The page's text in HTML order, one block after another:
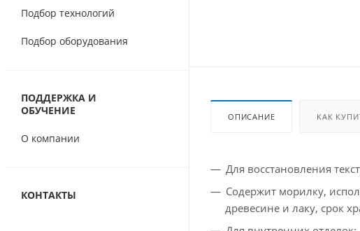
Подбор технологий
Подбор оборудования
ПОДДЕРЖКА И
ОБУЧЕНИЕ
О компании
КОНТАКТЫ
ОПИСАНИЕ КАК
Для восстановления
Содержит морилку,
древесине и лаку, срок